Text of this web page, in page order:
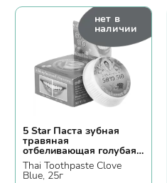
нет в
наличии
5 Star Паста зубная
травяная
отбеливающая голубая
с гвоздикой
Thai Toothpaste Clove
Blue, 25г